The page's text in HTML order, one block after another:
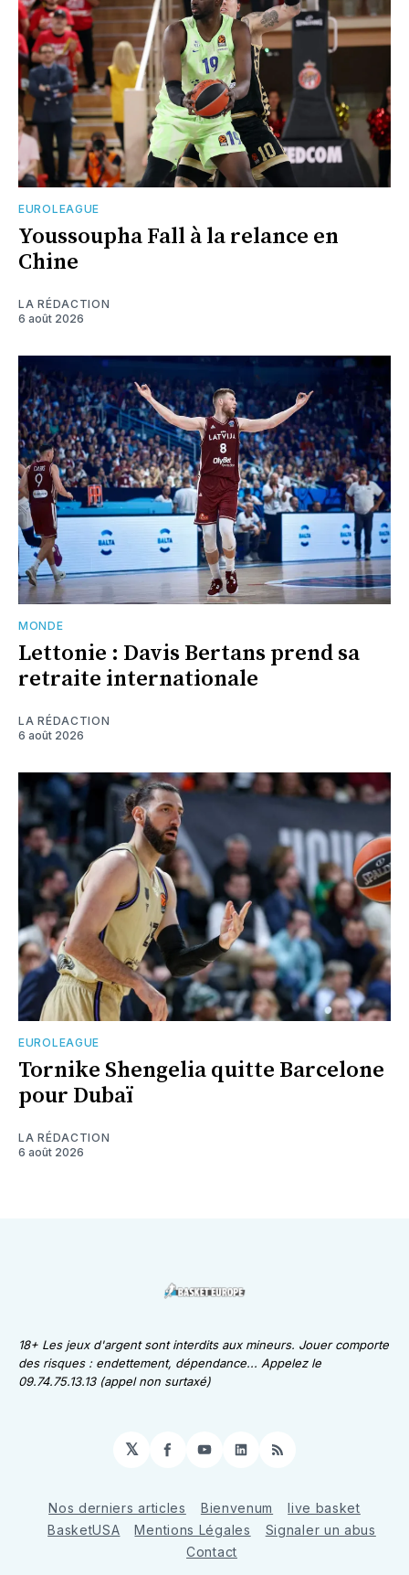
EUROLEAGUE
Youssoupha Fall à la relance en
Chine
LA RÉDACTION
6 août 2026
MONDE
Lettonie : Davis Bertans prend sa
retraite internationale
LA RÉDACTION
6 août 2026
EUROLEAGUE
Tornike Shengelia quitte Barcelone
pour Dubaï
LA RÉDACTION
6 août 2026
18+ Les jeux d'argent sont interdits aux mineurs. Jouer comporte
des risques : endettement, dépendance... Appelez le
09.74.75.13.13 (appel non surtaxé)
𝕏 Facebook
YouTube
LinkedIn
RSS
Nos derniers articles Bienvenum
live basket
BasketUSA
Mentions Légales
Signaler un abus
Contact